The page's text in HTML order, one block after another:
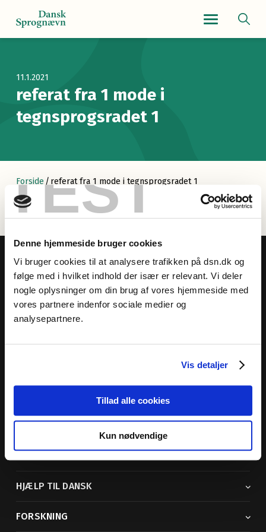
TEST
Denne hjemmeside bruger cookies
Vi bruger cookies til at analysere trafikken på dsn.dk og
følge med i hvilket indhold der især er relevant. Vi deler
nogle oplysninger om din brug af vores hjemmeside med
vores partnere indenfor sociale medier og
analysepartnere.
Vis detaljer
Tillad alle cookies
Kun nødvendige
Navigationsmenu
11.1.2021
referat fra 1 mode i
tegnsprogsradet 1
Forside / referat fra 1 mode i tegnsprogsradet 1
Dansk Sprognævn
Adelgade 119 B
Vi findes også på sociale medier
HJÆLP TIL DANSK
FORSKNING